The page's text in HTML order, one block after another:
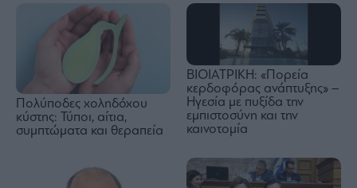
Πολύποδες χοληδόχου
κύστης: Τύποι, αίτια,
συμπτώματα και θεραπεία
ΒΙΟΙΑΤΡΙΚΗ: «Πορεία
κερδοφόρας ανάπτυξης» –
Ηγεσία με πυξίδα την
εμπιστοσύνη και την
καινοτομία